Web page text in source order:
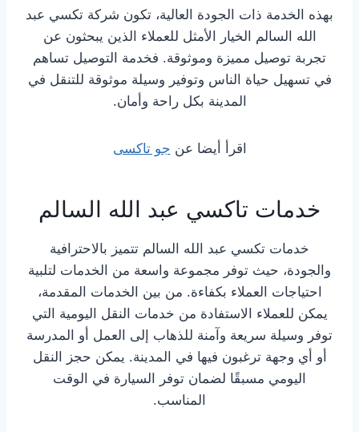
بهذه الخدمة ذات الجودة العالية، تكون شركة تكسي عبد
الله السالم الخيار الأمثل للعملاء الذين يبحثون عن
تجربة توصيل مميزة وموثوقة. فخدمة التوصيل تساهم
في تسهيل حياة الناس وتوفير وسيلة موثوقة للتنقل في
المدينة بكل راحة وأمان.
اقرأ أيضا عن جو تاكسى
خدمات تاكسي عبد الله السالم
خدمات تكسي عبد الله السالم تتميز بالاحترافية
والجودة، حيث توفر مجموعة واسعة من الخدمات لتلبية
احتياجات العملاء بكفاءة. من بين الخدمات المقدمة،
يمكن للعملاء الاستفادة من خدمات النقل اليومية التي
توفر وسيلة سريعة وآمنة للذهاب إلى العمل أو المدرسة
أو أي وجهة ترغبون فيها في المدينة. يمكن حجز النقل
اليومي مسبقًا لضمان توفر السيارة في الوقت
المناسب.